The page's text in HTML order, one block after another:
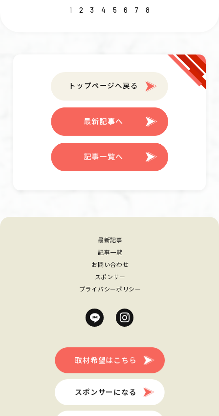
1 2 3 4 5 6 7 8
トップページへ戻る
最新記事へ
記事一覧へ
取材希望はこちら
スポンサーになる
最新記事
記事一覧
お問い合わせ
スポンサー
プライバシーポリシー